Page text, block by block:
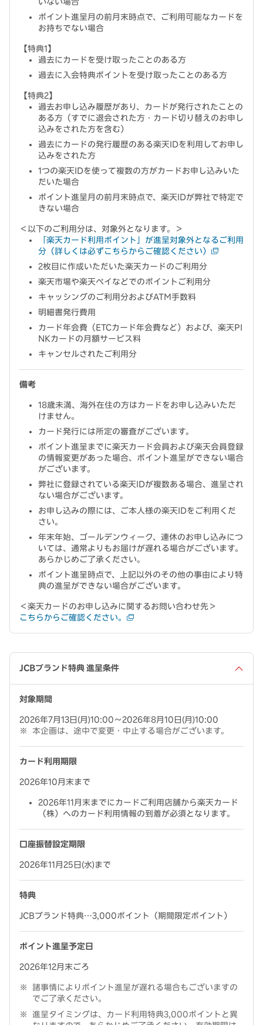
いない場合
ポイント進呈月の前月末時点で、ご利用可能なカードを
お持ちでない場合
【特典1】
過去にカードを受け取ったことのある方
過去に入会特典ポイントを受け取ったことのある方
【特典2】
過去お申し込み履歴があり、カードが発行されたことの
ある方（すでに退会された方・カード切り替えのお申し
込みをされた方を含む）
過去にカードの発行履歴のある楽天IDを利用してお申し
込みをされた方
1つの楽天IDを使って複数の方がカードお申し込みいた
だいた場合
ポイント進呈月の前月末時点で、楽天IDが弊社で特定で
きない場合
＜以下のご利用分は、対象外となります。＞
「楽天カード利用ポイント」が進呈対象外となるご利用
分（詳しくは必ずこちらからご確認ください）
2枚目に作成いただいた楽天カードのご利用分
楽天市場や楽天ペイなどでのポイントご利用分
キャッシングのご利用分およびATM手数料
明細書発行費用
カード年会費（ETCカード年会費など）および、楽天PI
NKカードの月額サービス料
キャンセルされたご利用分
備考
18歳未満、海外在住の方はカードをお申し込みいただ
けません。
カード発行には所定の審査がございます。
ポイント進呈までに楽天カード会員および楽天会員登録
の情報変更があった場合、ポイント進呈ができない場合
がございます。
弊社に登録されている楽天IDが複数ある場合、進呈され
ない場合がございます。
お申し込みの際には、ご本人様の楽天IDをご利用くだ
さい。
年末年始、ゴールデンウィーク、連休のお申し込みにつ
いては、通常よりもお届けが遅れる場合がございます。
あらかじめご了承ください。
ポイント進呈時点で、上記以外のその他の事由により特
典の進呈ができない場合がございます。
＜楽天カードのお申し込みに関するお問い合わせ先＞
こちらからご確認ください。
JCBブランド特典 進呈条件
対象期間
2026年7月13日(月)10:00～2026年8月10日(月)10:00
本企画は、途中で変更・中止する場合がございます。
カード利用期限
2026年10月末まで
2026年11月末までにカードご利用店舗から楽天カード
（株）へのカード利用情報の到着が必須となります。
口座振替設定期限
2026年11月25日(水)まで
特典
JCBブランド特典…3,000ポイント（期間限定ポイント）
ポイント進呈予定日
2026年12月末ごろ
諸事情によりポイント進呈が遅れる場合もございますの
でご了承ください。
進呈タイミングは、カード利用特典3,000ポイントと異